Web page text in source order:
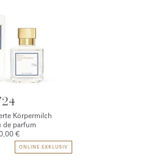
Körpermilch
de parfum
€
ONLINE EXKLUSIV